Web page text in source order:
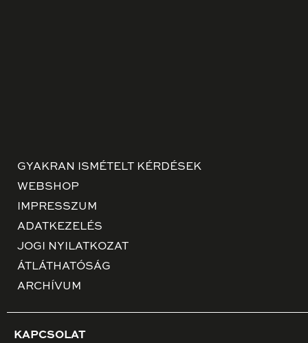
GYAKRAN ISMÉTELT KÉRDÉSEK
WEBSHOP
IMPRESSZUM
ADATKEZELÉS
JOGI NYILATKOZAT
ÁTLÁTHATÓSÁG
ARCHÍVUM
KAPCSOLAT